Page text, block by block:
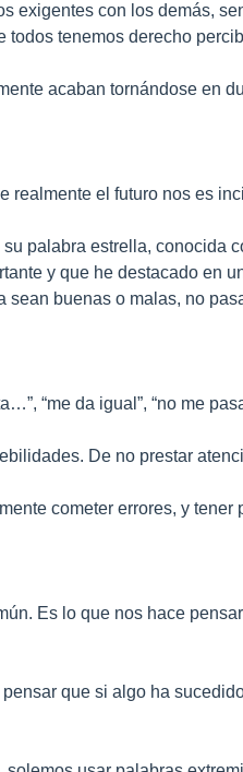
exigentes con los demás,
tenemos derecho
acaban tornándose en
realmente el futuro nos es
palabra estrella,
y que he destacado en
buenas o malas, no
“me da igual”, “no me
De no prestar
cometer errores, y
Es lo que nos hace
que si algo ha